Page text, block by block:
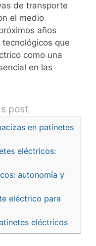
de transporte
el medio
años
que
como una
en las
post
en patinetes
eléctricos:
autonomía y
eléctrico para
eléctricos